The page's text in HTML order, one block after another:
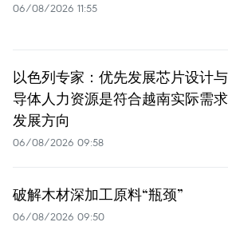
06/08/2026 11:55
以色列专家：优先发展芯片设计
导体人力资源是符合越南实际需
发展方向
06/08/2026 09:58
破解木材深加工原料“瓶颈”
06/08/2026 09:50